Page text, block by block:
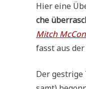
Hier eine
che
Mitch
fasst aus
Der gest­ri­ge